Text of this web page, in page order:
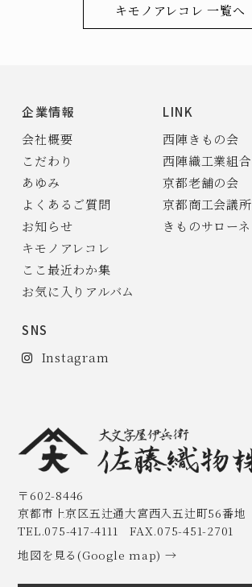
キモノアレコレ 一覧へ
企業情報
会社概要
こだわり
あゆみ
よくあるご質問
お知らせ
キモノアレコレ
ここ最近わか集
お気に入りアルバム
SNS
Instagram
LINK
西陣きもの会
西陣織工業組合
京都老舗の会
京都商工会議所
きものサローネ
〒602-8446
京都市上京区五辻通大宮西入五辻町56番地
TEL.075-417-4111 FAX.075-451-2701
地図を見る(Google map) →